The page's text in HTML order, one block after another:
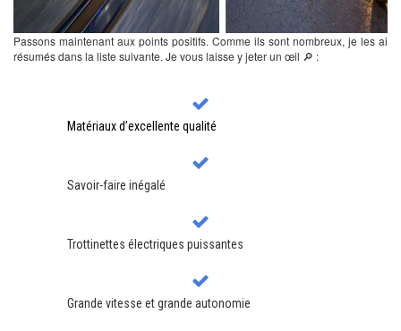
Passons maintenant aux points positifs. Comme ils sont nombreux, je les ai
résumés dans la liste suivante. Je vous laisse y jeter un œil 🔎 :
Matériaux d’excellente qualité
Savoir-faire inégalé
Trottinettes électriques puissantes
Grande vitesse et grande autonomie